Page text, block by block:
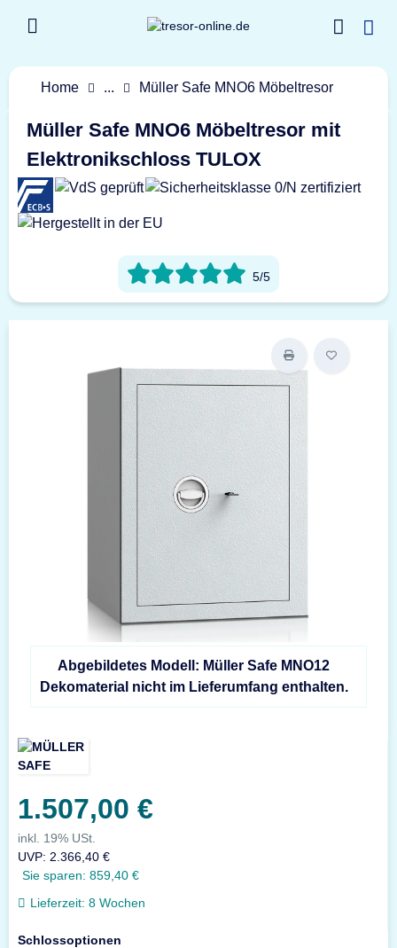
Home ... Müller Safe MNO6 Möbeltresor
Müller Safe MNO6 Möbeltresor mit
Elektronikschloss TULOX
5/5
Abgebildetes Modell: Müller Safe MNO12
Dekomaterial nicht im Lieferumfang enthalten.
1.507,00 €
inkl. 19% USt.
UVP: 2.366,40 €
Sie sparen: 859,40 €
Lieferzeit: 8 Wochen
Schlossoptionen